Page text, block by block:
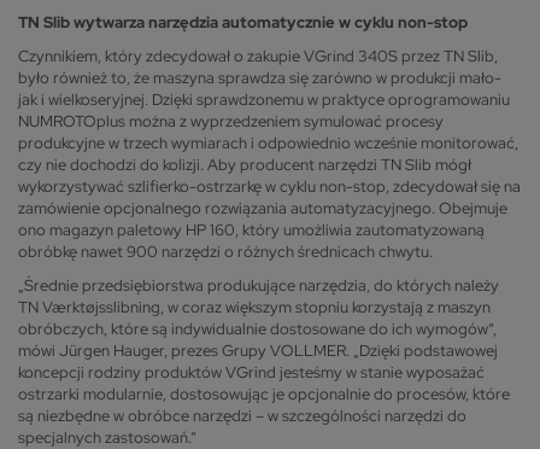
TN Slib wytwarza narzędzia automatycznie w cyklu non-stop
Czynnikiem, który zdecydował o zakupie VGrind 340S przez TN Slib,
było również to, że maszyna sprawdza się zarówno w produkcji mało-
jak i wielkoseryjnej. Dzięki sprawdzonemu w praktyce oprogramowaniu
NUMROTOplus można z wyprzedzeniem symulować procesy
produkcyjne w trzech wymiarach i odpowiednio wcześnie monitorować,
czy nie dochodzi do kolizji. Aby producent narzędzi TN Slib mógł
wykorzystywać szlifierko-ostrzarkę w cyklu non-stop, zdecydował się na
zamówienie opcjonalnego rozwiązania automatyzacyjnego. Obejmuje
ono magazyn paletowy HP 160, który umożliwia zautomatyzowaną
obróbkę nawet 900 narzędzi o różnych średnicach chwytu.
„Średnie przedsiębiorstwa produkujące narzędzia, do których należy
TN Værktøjsslibning, w coraz większym stopniu korzystają z maszyn
obróbczych, które są indywidualnie dostosowane do ich wymogów”,
mówi Jürgen Hauger, prezes Grupy VOLLMER. „Dzięki podstawowej
koncepcji rodziny produktów VGrind jesteśmy w stanie wyposażać
ostrzarki modularnie, dostosowując je opcjonalnie do procesów, które
są niezbędne w obróbce narzędzi – w szczególności narzędzi do
specjalnych zastosowań.”